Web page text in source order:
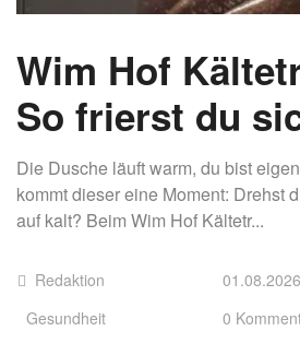
Wim Hof
So frierst du
Die Dusche läuft warm, du bist
kommt dieser eine Moment: Drehst
auf kalt? Beim Wim Hof Kältetr...
Redaktion
Gesundheit
01.08.2026
0